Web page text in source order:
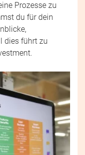
Prozesse zu
du für dein
dies führt zu